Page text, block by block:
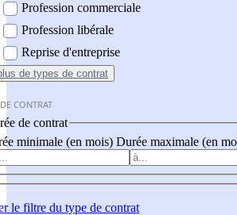
Profession commerciale
Profession libérale
Reprise d'entreprise
de types de contrat
CONTRAT
de contrat
minimale (en mois) Durée maximale (en
le filtre du type de contrat